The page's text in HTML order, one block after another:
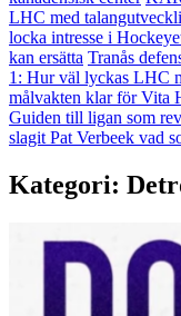
LHC med
locka intresse i
kan ersätta Tranås
1: Hur väl lyckas LHC
målvakten klar för Vita
Guiden till ligan som
slagit Pat Verbeek vad
Kategori: